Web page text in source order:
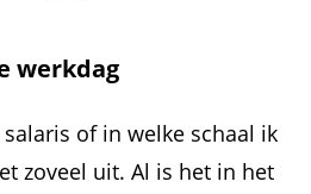
werkdag
of in welke schaal ik
zoveel uit. Al is het in het